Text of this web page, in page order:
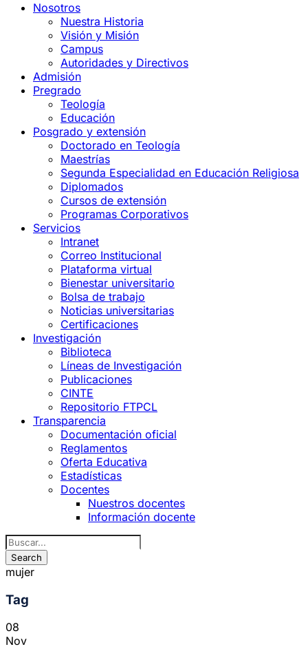
Nosotros
Nuestra Historia
Visión y Misión
Campus
Autoridades y Directivos
Admisión
Pregrado
Teología
Educación
Posgrado y extensión
Doctorado en Teología
Maestrías
Segunda Especialidad en Educación Religiosa
Diplomados
Cursos de extensión
Programas Corporativos
Servicios
Intranet
Correo Institucional
Plataforma virtual
Bienestar universitario
Bolsa de trabajo
Noticias universitarias
Certificaciones
Investigación
Biblioteca
Líneas de Investigación
Publicaciones
CINTE
Repositorio FTPCL
Transparencia
Documentación oficial
Reglamentos
Oferta Educativa
Estadísticas
Docentes
Nuestros docentes
Información docente
mujer
Tag
08
Nov